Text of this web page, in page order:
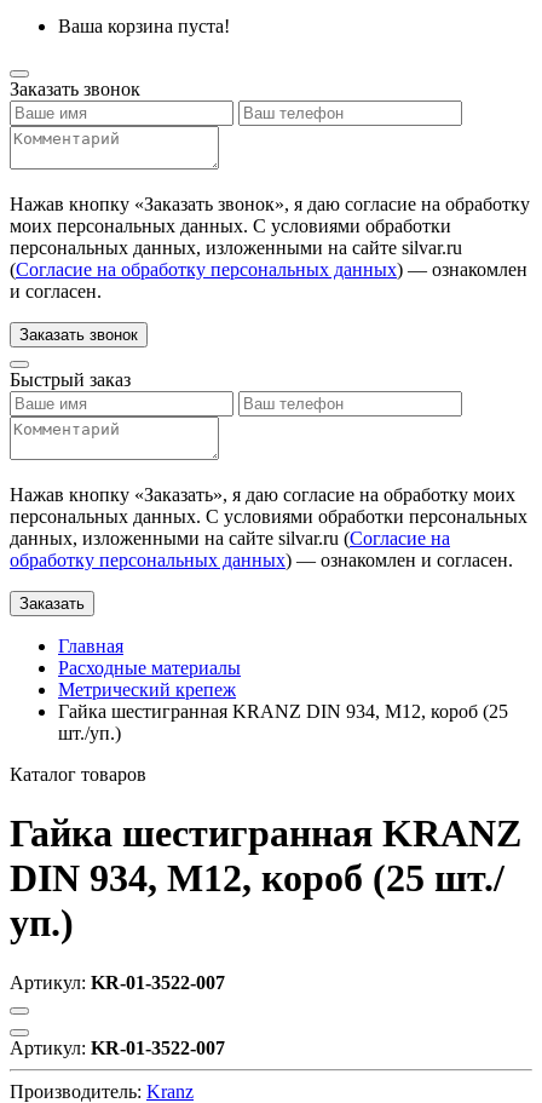
Ваша корзина пуста!
Заказать звонок
Нажав кнопку «Заказать звонок», я даю согласие на обработку
моих персональных данных. С условиями обработки
персональных данных, изложенными на сайте silvar.ru
(Согласие на обработку персональных данных) — ознакомлен
и согласен.
Заказать звонок
Быстрый заказ
Нажав кнопку «Заказать», я даю согласие на обработку моих
персональных данных. С условиями обработки персональных
данных, изложенными на сайте silvar.ru (Согласие на
обработку персональных данных) — ознакомлен и согласен.
Заказать
Главная
Расходные материалы
Метрический крепеж
Гайка шестигранная KRANZ DIN 934, M12, короб (25
шт./уп.)
Каталог товаров
Гайка шестигранная KRANZ
DIN 934, M12, короб (25 шт./
уп.)
Артикул: KR-01-3522-007
Артикул: KR-01-3522-007
Производитель: Kranz